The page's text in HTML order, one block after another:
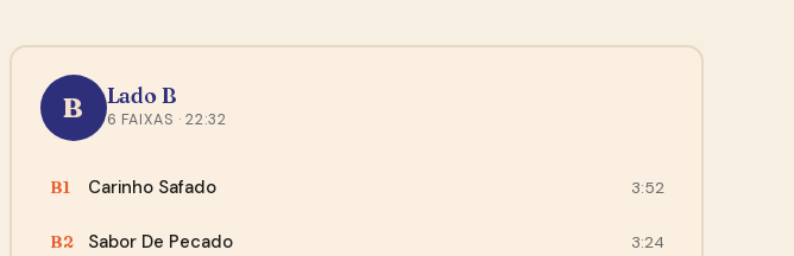
B Lado B
6 FAIXAS · 22:32
B1 Carinho Safado 3:52
B2 Sabor De Pecado 3:24
quando chegou os